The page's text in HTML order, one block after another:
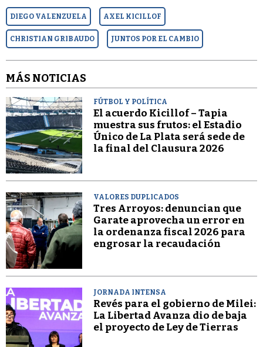
DIEGO VALENZUELA AXEL KICILLOF
CHRISTIAN GRIBAUDO JUNTOS POR EL CAMBIO
MÁS NOTICIAS
FÚTBOL Y POLÍTICA
El acuerdo Kicillof – Tapia
muestra sus frutos: el Estadio
Único de La Plata será sede de
la final del Clausura 2026
VALORES DUPLICADOS
Tres Arroyos: denuncian que
Garate aprovecha un error en
la ordenanza fiscal 2026 para
engrosar la recaudación
JORNADA INTENSA
Revés para el gobierno de Milei:
La Libertad Avanza dio de baja
el proyecto de Ley de Tierras